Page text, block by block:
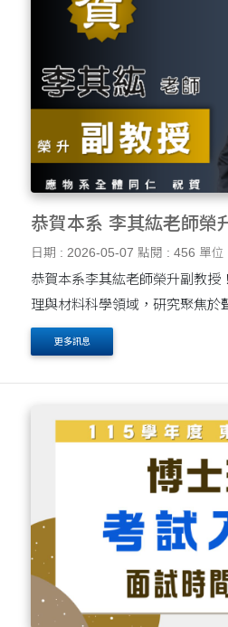
恭賀本系 李其紘老師榮
日期 : 2026-05-07 點閱 : 456 單位
恭賀本系李其紘老師榮升副教授！ 李老師長期深耕凝態
理與材料科學領域，研究聚焦於
等關鍵議題，近年更於排名前
多篇具代表性的研究成果，展現
更多訊息